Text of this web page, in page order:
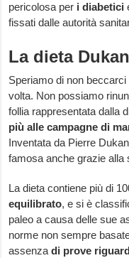
pericolosa per i diabetici
fissati dalle autorità
La dieta Dukan
Speriamo di non
volta. Non possiamo
follia rappresentata dalla
più alle campagne di
Inventata da Pierre
famosa anche grazie alla
La dieta contiene più di
equilibrato, e si è
paleo a causa delle sue
norme non sempre
assenzadi prove